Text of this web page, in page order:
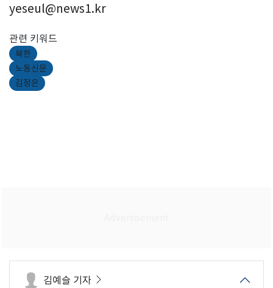
yeseul@news1.kr
관련 키워드
북한
노동신문
김정은
김예슬 기자